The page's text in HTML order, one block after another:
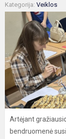
Kategorija: Veiklos
Artėjant
bendruomenė